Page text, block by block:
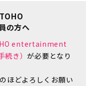
の方へ
entertainment
続き）が必要となり
ほどよろしくお願い